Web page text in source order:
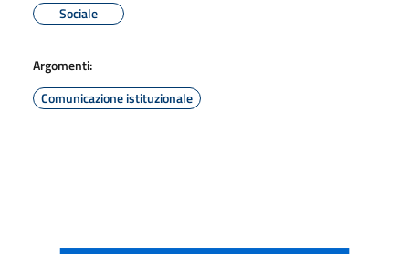
Sociale
Argomenti:
Comunicazione istituzionale